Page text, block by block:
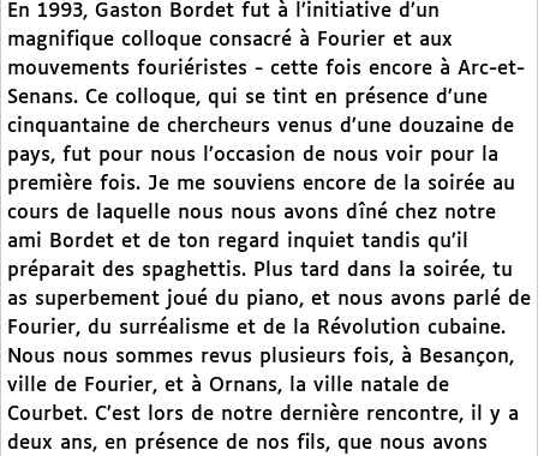
En 1993, Gaston Bordet fut à l’initiative d’un
magnifique colloque consacré à Fourier et aux
mouvements fouriéristes - cette fois encore à Arc-et-
Senans. Ce colloque, qui se tint en présence d’une
cinquantaine de chercheurs venus d’une douzaine de
pays, fut pour nous l’occasion de nous voir pour la
première fois. Je me souviens encore de la soirée au
cours de laquelle nous nous avons dîné chez notre
ami Bordet et de ton regard inquiet tandis qu’il
préparait des spaghettis. Plus tard dans la soirée, tu
as superbement joué du piano, et nous avons parlé de
Fourier, du surréalisme et de la Révolution cubaine.
Nous nous sommes revus plusieurs fois, à Besançon,
ville de Fourier, et à Ornans, la ville natale de
Courbet. C’est lors de notre dernière rencontre, il y a
deux ans, en présence de nos fils, que nous avons